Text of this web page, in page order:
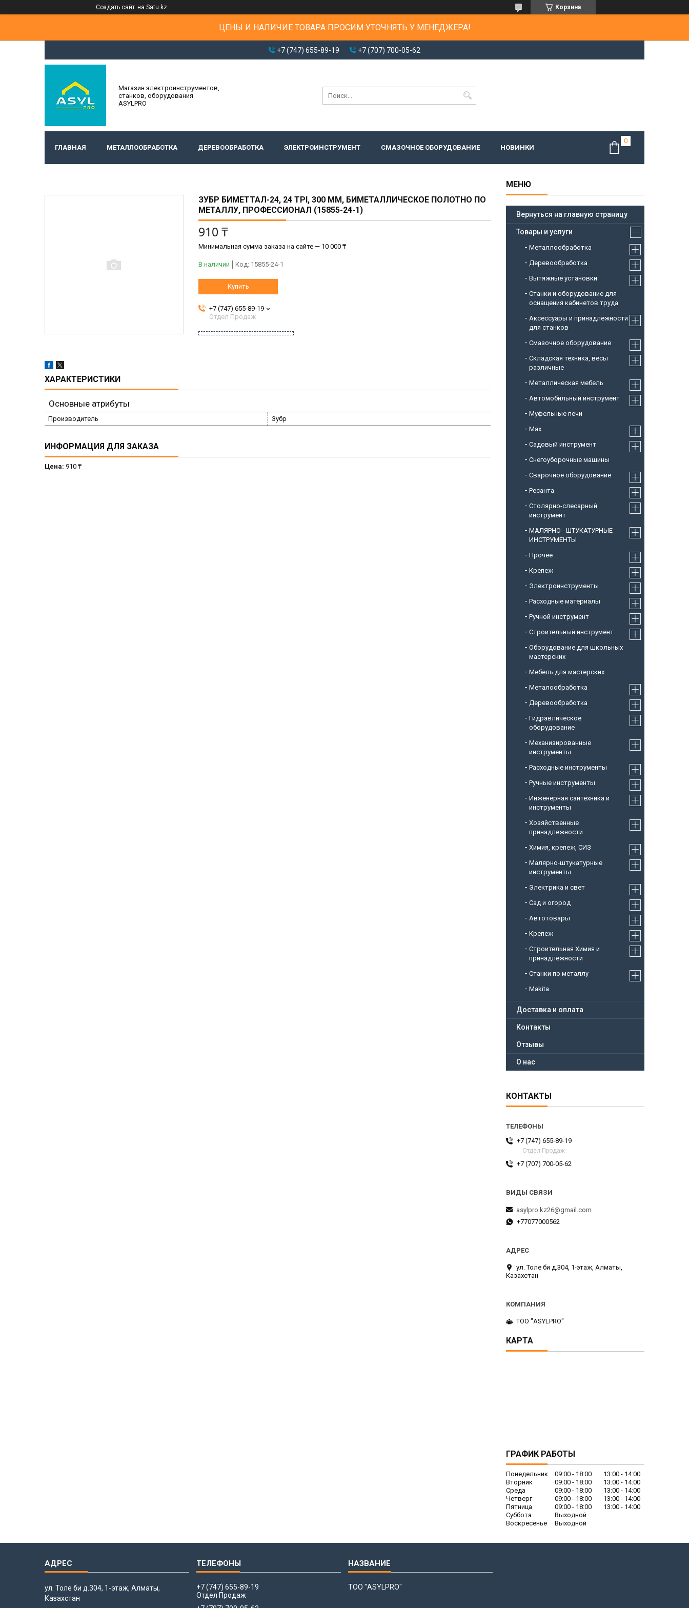
Создать сайт на Satu.kz Корзина
ЦЕНЫ И НАЛИЧИЕ ТОВАРА ПРОСИМ УТОЧНЯТЬ У МЕНЕДЖЕРА!
+7 (747) 655-89-19 +7 (707) 700-05-62
Магазин электроинструментов,
станков, оборудования
ASYLPRO
ГЛАВНАЯ МЕТАЛЛООБРАБОТКА ДЕРЕВООБРАБОТКА ЭЛЕКТРОИНСТРУМЕНТ СМАЗОЧНОЕ ОБОРУДОВАНИЕ НОВИНКИ
ЗУБР БИМЕТТАЛ-24, 24 TPI, 300 ММ, БИМЕТАЛЛИЧЕСКОЕ ПОЛОТНО ПО
МЕТАЛЛУ, ПРОФЕССИОНАЛ (15855-24-1)
910 ₸
Минимальная сумма заказа на сайте — 10 000 ₸
В наличии Код: 15855-24-1
Купить
+7 (747) 655-89-19
Отдел Продаж
ХАРАКТЕРИСТИКИ
Основные атрибуты
Производитель Зубр
ИНФОРМАЦИЯ ДЛЯ ЗАКАЗА
Цена: 910 ₸
Вернуться на главную страницу
Товары и услуги
Металлообработка
Деревообработка
Вытяжные установки
Станки и оборудование для
оснащения кабинетов труда
Аксессуары и принадлежности
для станков
Смазочное оборудование
Складская техника, весы
различные
Металлическая мебель
Автомобильный инструмент
Муфельные печи
Max
Садовый инструмент
Снегоуборочные машины
Cварочное оборудование
Ресанта
Столярно-слесарный
инструмент
МАЛЯРНО - ШТУКАТУРНЫЕ
ИНСТРУМЕНТЫ
Прочее
Крепеж
Электроинструменты
Расходные материалы
Ручной инструмент
Строительный инструмент
Оборудование для школьных
мастерских
Мебель для мастерских
Металообработка
Деревообработка
Гидравлическое
оборудование
Механизированные
инструменты
Расходные инструменты
Ручные инструменты
Инженерная сантехника и
инструменты
Хозяйственные
принадлежности
Химия, крепеж, СИЗ
Малярно-штукатурные
инструменты
Электрика и свет
Сад и огород
Автотовары
Крепеж
Строительная Химия и
принадлежности
Станки по металлу
Makita
Доставка и оплата
Контакты
Отзывы
О нас
КОНТАКТЫ
+7 (747) 655-89-19
Отдел Продаж
+7 (707) 700-05-62
asylpro.kz26@gmail.com
+77077000562
ул. Толе би д.304, 1-этаж, Алматы,
Казахстан
ТОО "ASYLPRO"
КАРТА
ГРАФИК РАБОТЫ
Понедельник 09:00 18:00 13:00
14:00
Вторник
09:00 18:00 13:00
14:00
Среда
09:00 18:00 13:00
14:00
Четверг
09:00 18:00 13:00
14:00
Пятница
09:00 18:00 13:00
14:00
Суббота
Выходной
Воскресенье
Выходной
ул. Толе би д.304, 1-этаж, Алматы,
Казахстан
+7 (747) 655-89-19
Отдел Продаж
ТОО "ASYLPRO"